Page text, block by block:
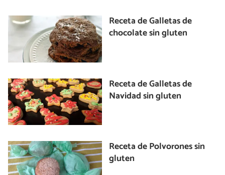
Receta de Galletas de
chocolate sin gluten
Receta de Galletas de
Navidad sin gluten
Receta de Polvorones sin
gluten